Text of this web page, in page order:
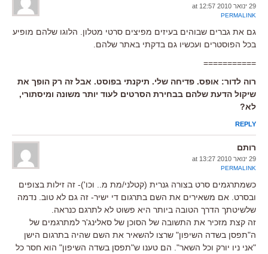
29 ינואר 2010 at 12:57
PERMALINK
גם את גברים שבוהים בעיזים מפיצים סרטי מטלון. הלוגו שלהם מופיע
בכל הפוסטרים ועכשיו גם בדקתי באתר שלהם.
===========
רוה לדור: אופס. פדיחה שלי. תיקנתי בפוסט. אבל זה רק הופך את
שיקול הדעת שלהם בבחירת הסרטים לעוד יותר משונה ומיסתורי,
לא?
REPLY
רותם
29 ינואר 2010 at 13:27
PERMALINK
כשמתרגמים סרט בצורה גנרית (קטלני/מת מ.. וכו')- זה זילות בצופים
ובסרט. אם משאירים את השם בתרגום די ישיר- זה גם לא טוב. נדמה
שלשיטתך הדרך הטובה ביותר היא פשוט לא לתרגם כנראה.
זה קצת מזכיר את התשובה של הסוכן של סאלינג'ר למתרגמים של
ה"תפסן בשדה השיפון" שרצו להשאיר את השם שהיה בתרגום הישן
"אני ניו יורק וכל השאר". הם טענו ש"תפסן בשדה השיפון" הוא חסר כל